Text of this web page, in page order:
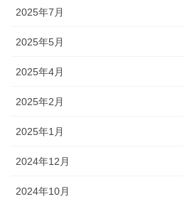
2025年7月
2025年5月
2025年4月
2025年2月
2025年1月
2024年12月
2024年10月